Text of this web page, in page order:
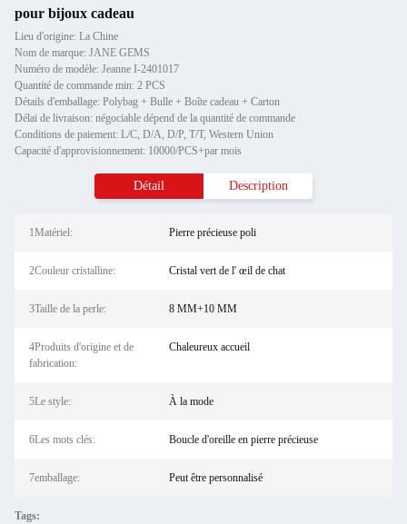
pour bijoux cadeau
Lieu d'origine: La Chine
Nom de marque: JANE GEMS
Numéro de modèle: Jeanne I-2401017
Quantité de commande min: 2 PCS
Détails d'emballage: Polybag + Bulle + Boîte cadeau + Carton
Délai de livraison: négociable dépend de la quantité de commande
Conditions de paiement: L/C, D/A, D/P, T/T, Western Union
Capacité d'approvisionnement: 10000/PCS+par mois
Détail Description
1Matériel: Pierre précieuse poli
2Couleur cristalline: Cristal vert de l' œil de chat
3Taille de la perle: 8 MM+10 MM
4Produits d'origine et de
fabrication:
Chaleureux accueil
5Le style: À la mode
6Les mots clés: Boucle d'oreille en pierre précieuse
7emballage: Peut être personnalisé
Tags: